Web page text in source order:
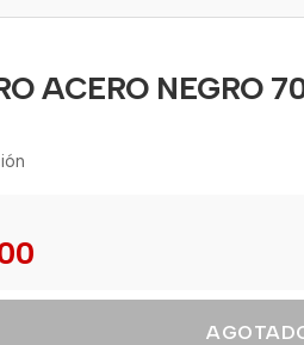
ACERO NEGRO